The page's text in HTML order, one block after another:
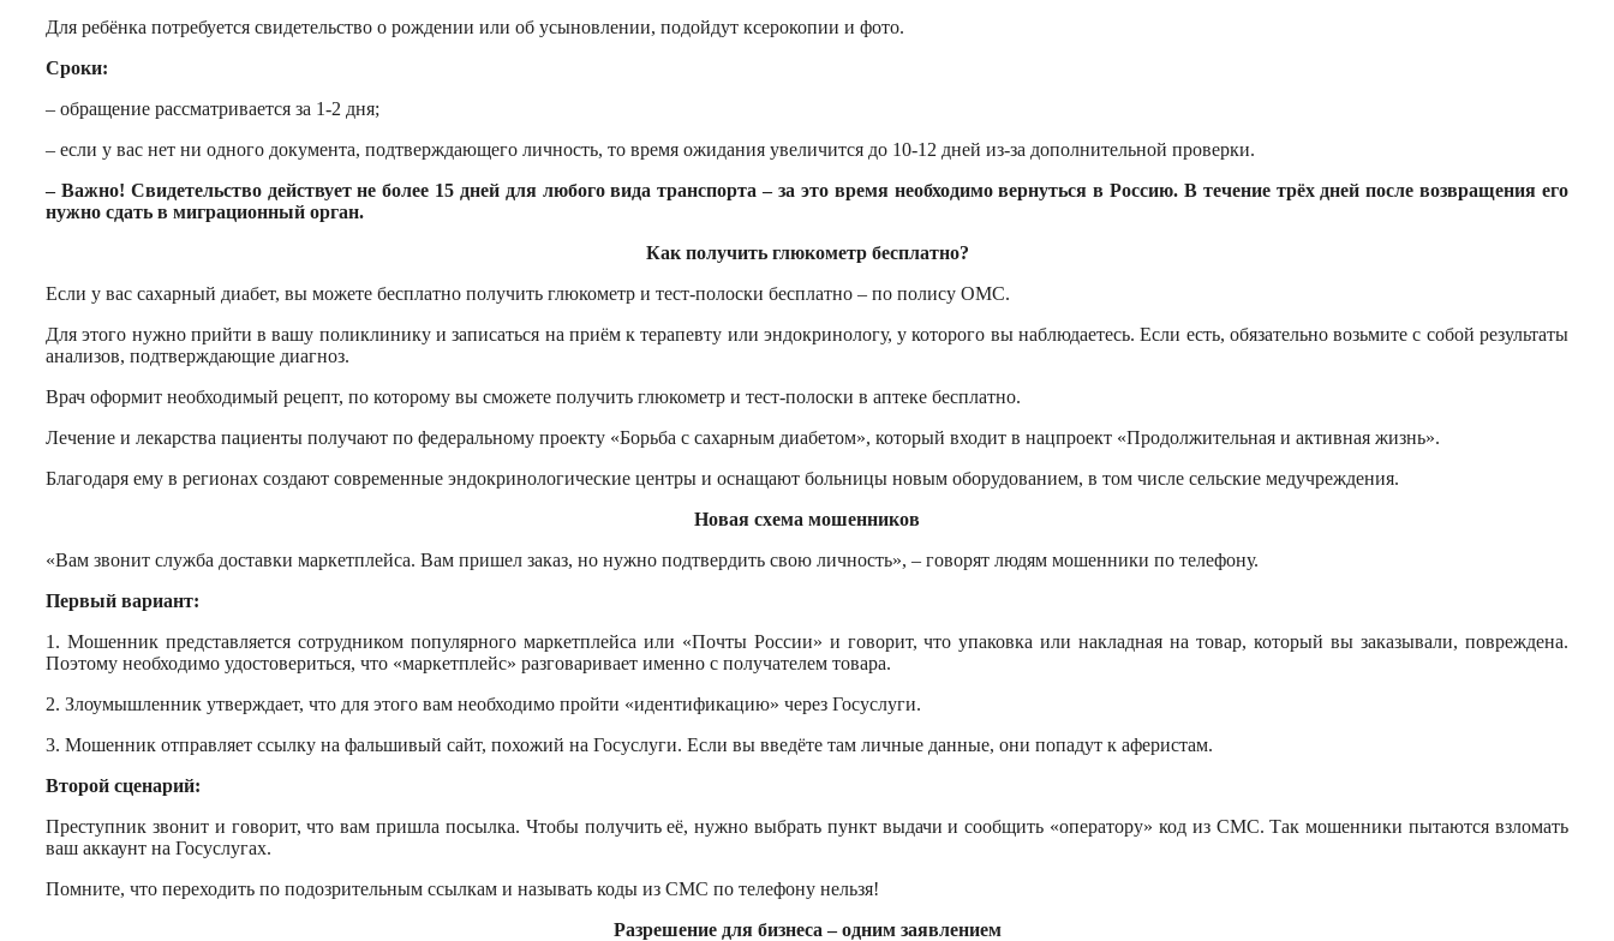
Для ребёнка потребуется свидетельство о рождении или об усыновлении, подойдут ксерокопии и фото.
Сроки:
– обращение рассматривается за 1-2 дня;
– если у вас нет ни одного документа, подтверждающего личность, то время ожидания увеличится до 10-12 дней из-за дополнительной проверки.
– Важно! Свидетельство действует не более 15 дней для любого вида транспорта – за это время необходимо вернуться в Россию. В течение трёх дней после возвращения его
нужно сдать в миграционный орган.
Как получить глюкометр бесплатно?
Если у вас сахарный диабет, вы можете бесплатно получить глюкометр и тест-полоски бесплатно – по полису ОМС.
Для этого нужно прийти в вашу поликлинику и записаться на приём к терапевту или эндокринологу, у которого вы наблюдаетесь. Если есть, обязательно возьмите с собой результаты
анализов, подтверждающие диагноз.
Врач оформит необходимый рецепт, по которому вы сможете получить глюкометр и тест-полоски в аптеке бесплатно.
Лечение и лекарства пациенты получают по федеральному проекту «Борьба с сахарным диабетом», который входит в нацпроект «Продолжительная и активная жизнь».
Благодаря ему в регионах создают современные эндокринологические центры и оснащают больницы новым оборудованием, в том числе сельские медучреждения.
Новая схема мошенников
«Вам звонит служба доставки маркетплейса. Вам пришел заказ, но нужно подтвердить свою личность», – говорят людям мошенники по телефону.
Первый вариант:
1. Мошенник представляется сотрудником популярного маркетплейса или «Почты России» и говорит, что упаковка или накладная на товар, который вы заказывали, повреждена.
Поэтому необходимо удостовериться, что «маркетплейс» разговаривает именно с получателем товара.
2. Злоумышленник утверждает, что для этого вам необходимо пройти «идентификацию» через Госуслуги.
3. Мошенник отправляет ссылку на фальшивый сайт, похожий на Госуслуги. Если вы введёте там личные данные, они попадут к аферистам.
Второй сценарий:
Преступник звонит и говорит, что вам пришла посылка. Чтобы получить её, нужно выбрать пункт выдачи и сообщить «оператору» код из СМС. Так мошенники пытаются взломать
ваш аккаунт на Госуслугах.
Помните, что переходить по подозрительным ссылкам и называть коды из СМС по телефону нельзя!
Разрешение для бизнеса – одним заявлением